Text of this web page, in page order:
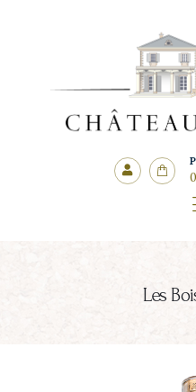
Les
CHÂTEAU